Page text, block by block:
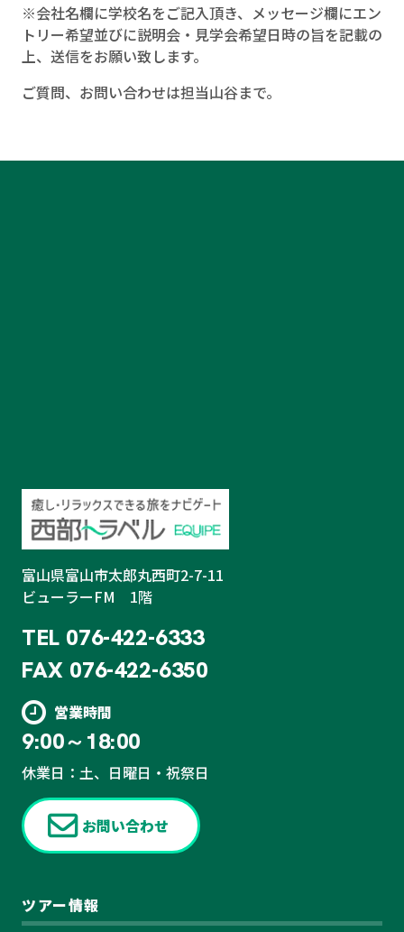
※会社名欄に学校名をご記入頂き、メッセージ欄にエン
トリー希望並びに説明会・見学会希望日時の旨を記載の
上、送信をお願い致します。
ご質問、お問い合わせは担当山谷まで。
富山県富山市太郎丸西町2-7-11
ビューラーFM 1階
TEL 076-422-6333
FAX 076-422-6350
営業時間
9:00～18:00
休業日：土、日曜日・祝祭日
お問い合わせ
ツアー情報